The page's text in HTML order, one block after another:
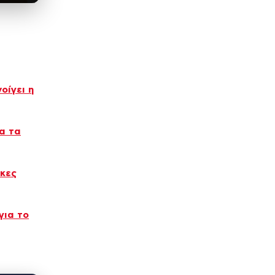
η
τα
το